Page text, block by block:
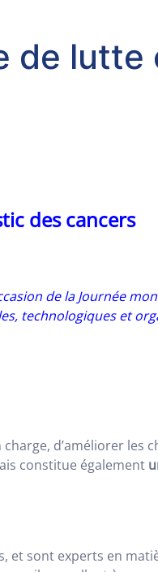
de lutte
des cancers
de la Journée
technologiques et
charge, d’améliorer les
constitue également
et sont experts en